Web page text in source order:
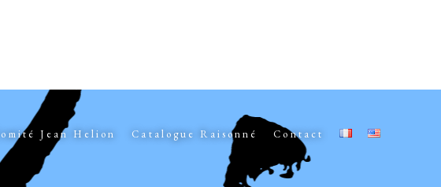
Jean Helion Catalogue Raisonné Contact